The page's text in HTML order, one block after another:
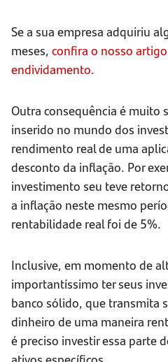
Se a sua empresa adquiriu
meses, confira o nosso
endividamento.
Outra consequência é muito
inserido no mundo dos
rendimento real de uma
desconto da inflação. Por
investimento seu teve
a inflação neste mesmo
rentabilidade real foi de 5%.
Inclusive, em momento de
importantíssimo ter seus
banco sólido, que transmita
dinheiro de uma maneira
é preciso investir essa parte